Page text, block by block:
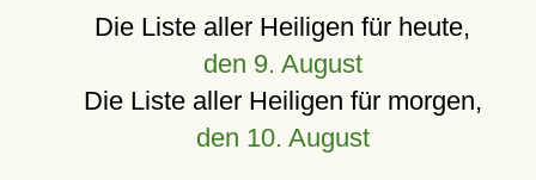
Die Liste aller Heiligen für heute,
den 9. August
Die Liste aller Heiligen für morgen,
den 10. August